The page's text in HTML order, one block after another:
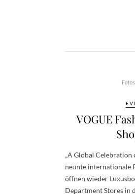
VOGUE
„A Global Celebration
neunte internationale
öffnen wieder
Department Stores in